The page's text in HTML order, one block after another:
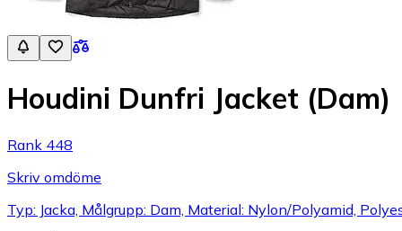
Houdini Dunfri Jacket (Dam)
Rank 448
Skriv omdöme
Typ: Jacka, Målgrupp: Dam, Material: Nylon/Polyamid,